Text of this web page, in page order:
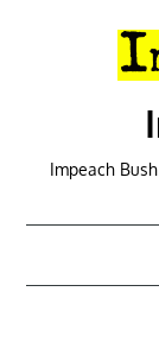
Impeach